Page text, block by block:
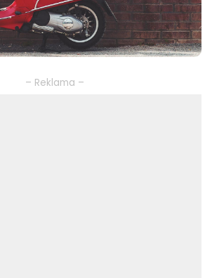
– Reklama –